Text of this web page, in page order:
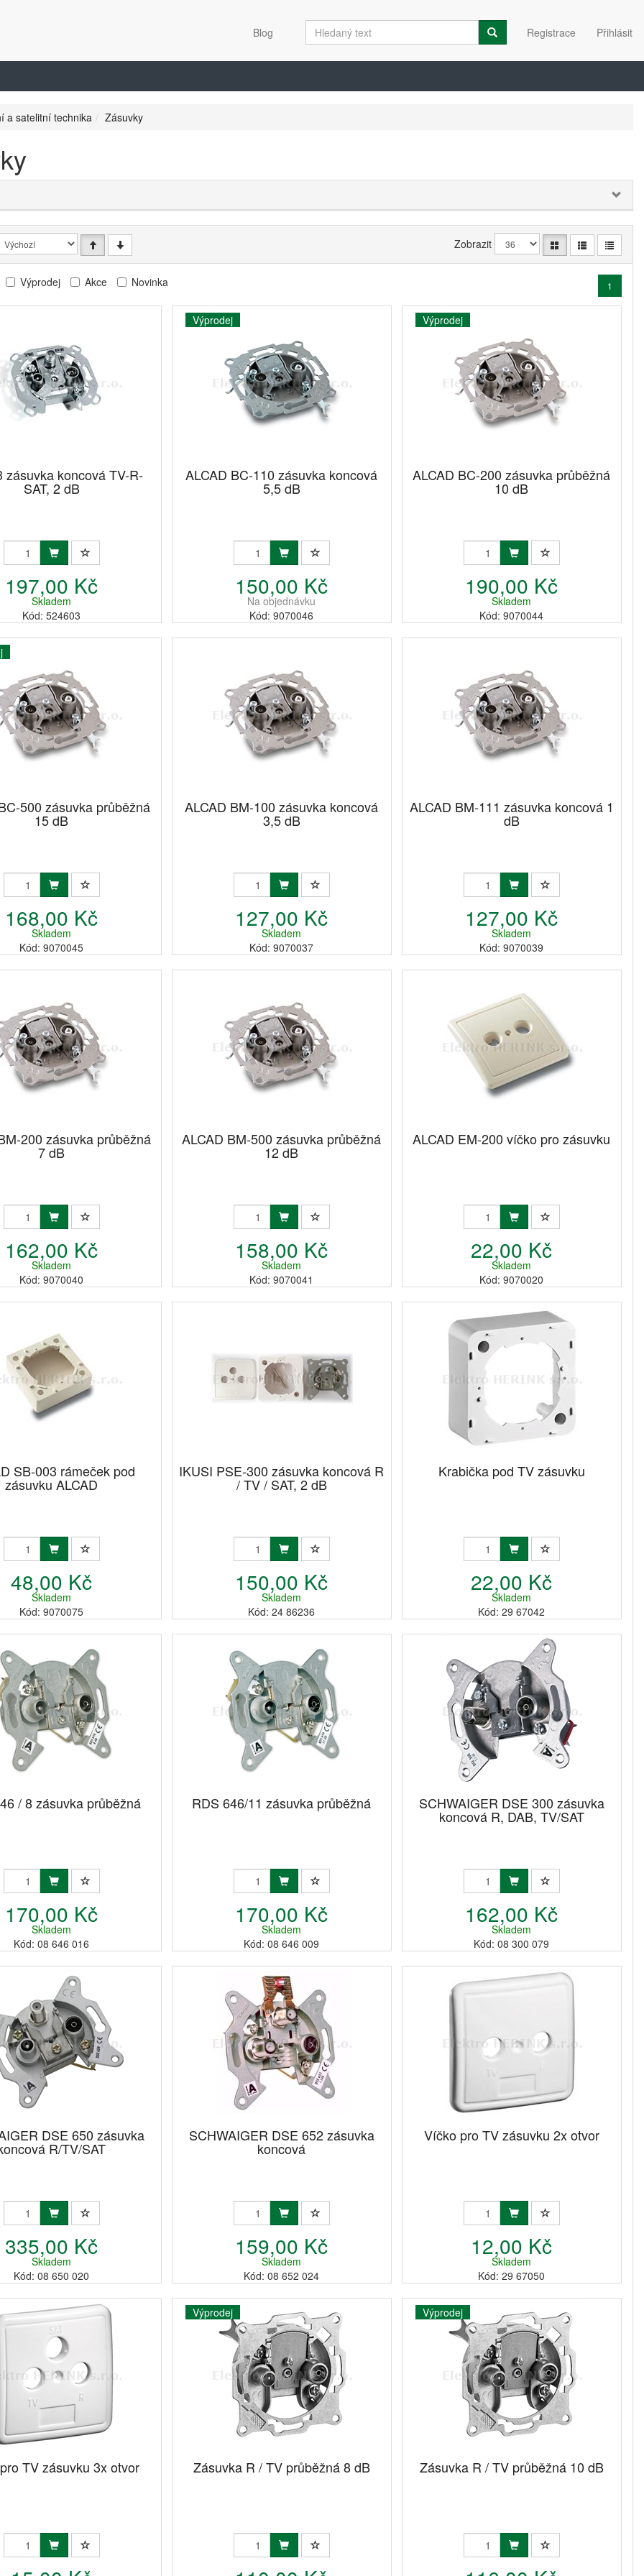
Registrace Přihlásit
Blog
a satelitní technika Zásuvky
Zobrazit
Výprodej Akce Novinka 1
zásuvka koncová TV-R-
SAT, 2 dB
197,00 Kč
Skladem
Kód: 524603
Výprodej
ALCAD BC-110 zásuvka koncová
5,5 dB
150,00 Kč
Na objednávku
Kód: 9070046
Výprodej
ALCAD BC-200 zásuvka průběžná
10 dB
190,00 Kč
Skladem
Kód: 9070044
500 zásuvka průběžná
15 dB
168,00 Kč
Skladem
Kód: 9070045
ALCAD BM-100 zásuvka koncová
3,5 dB
127,00 Kč
Skladem
Kód: 9070037
ALCAD BM-111 zásuvka koncová 1
dB
127,00 Kč
Skladem
Kód: 9070039
200 zásuvka průběžná
7 dB
162,00 Kč
Skladem
Kód: 9070040
ALCAD BM-500 zásuvka průběžná
12 dB
158,00 Kč
Skladem
Kód: 9070041
ALCAD EM-200 víčko pro zásuvku
22,00 Kč
Skladem
Kód: 9070020
SB-003 rámeček pod
zásuvku ALCAD
48,00 Kč
Skladem
Kód: 9070075
IKUSI PSE-300 zásuvka koncová R
/ TV / SAT, 2 dB
150,00 Kč
Skladem
Kód: 24 86236
Krabička pod TV zásuvku
22,00 Kč
Skladem
Kód: 29 67042
/ 8 zásuvka průběžná
170,00 Kč
Skladem
Kód: 08 646 016
RDS 646/11 zásuvka průběžná
170,00 Kč
Skladem
Kód: 08 646 009
SCHWAIGER DSE 300 zásuvka
koncová R, DAB, TV/SAT
162,00 Kč
Skladem
Kód: 08 300 079
DSE 650 zásuvka
R/TV/SAT
335,00 Kč
Skladem
Kód: 08 650 020
SCHWAIGER DSE 652 zásuvka
koncová
159,00 Kč
Skladem
Kód: 08 652 024
Víčko pro TV zásuvku 2x otvor
12,00 Kč
Skladem
Kód: 29 67050
TV zásuvku 3x otvor
Výprodej
Zásuvka R / TV průběžná 8 dB
Výprodej
Zásuvka R / TV průběžná 10 dB